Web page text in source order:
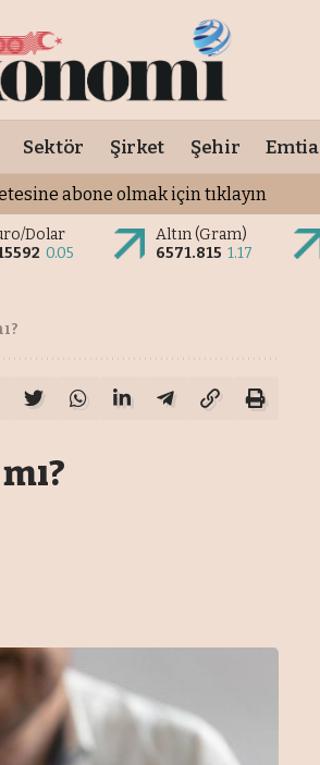
Sektör Şirket Şehir Emtia
abone olmak için tıklayın
Dolar
0.05
Altın (Gram)
6571.815 1.17